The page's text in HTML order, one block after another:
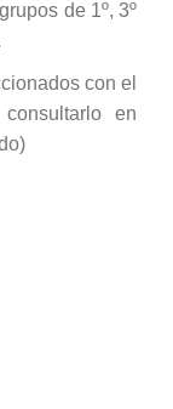
de 1º, 3º
con el
en